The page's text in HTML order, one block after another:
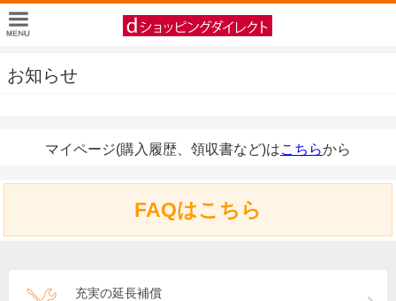
お知らせ
マイページ(購入履歴、領収書など)はこちらから
FAQはこちら
充実の延長補償